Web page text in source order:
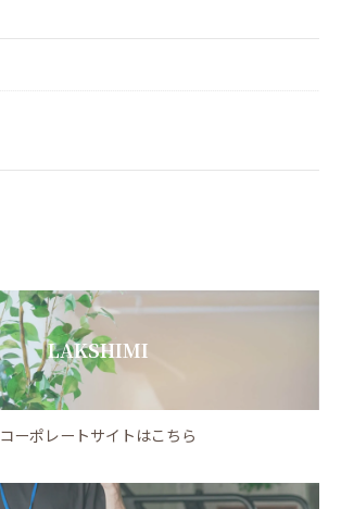
LAKSHIMI
コーポレートサイトはこちら